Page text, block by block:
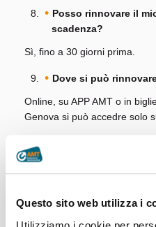
Questo sito web utilizza i
Posso rinnovare il
scadenza?
Sì, fino a 30 giorni prima.
Dove si può
Online, su APP AMT o in
Genova si può accedre solo
Come prenoto
Attraverso il sistema Filavia
abbonamento?